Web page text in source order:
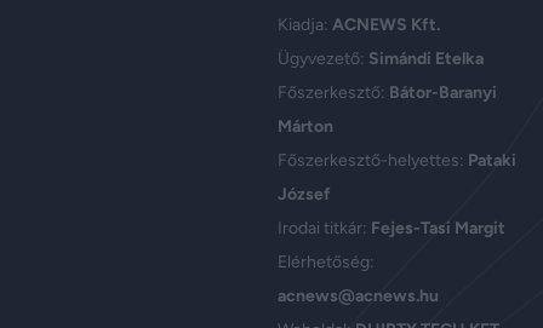
Kiadja: ACNEWS Kft.
Ügyvezető: Simándi Etelka
Főszerkesztő: Bátor-Baranyi
Márton
Főszerkesztő-helyettes: Pataki
József
Irodai titkár: Fejes-Tasi Margit
Elérhetőség:
acnews@acnews.hu